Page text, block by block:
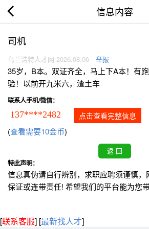
信息内容
司机
乌兰浩特人才网 2026.08.06 举报
35岁，B本。双证齐全，马上下A本！有
验！以前开九米六，渣土车
联系人手机/微信：
137****2482 点击查看完整信息
(查看需要10金币)
特此声明：
信息真伪请自行辨别，求职应聘须谨慎
保证或连带责任! 希望我们的平台能为您
[联系客服] [最新找人才]